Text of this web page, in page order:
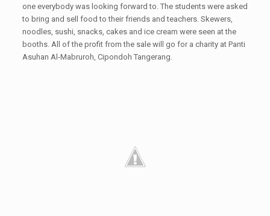
one everybody was looking forward to. The students were asked
to bring and sell food to their friends and teachers. Skewers,
noodles, sushi, snacks, cakes and ice cream were seen at the
booths. All of the profit from the sale will go for a charity at Panti
Asuhan Al-Mabruroh, Cipondoh Tangerang.